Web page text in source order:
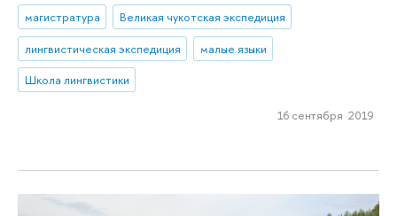
магистратура
Великая чукотская экспедиция
лингвистическая экспедиция
малые языки
Школа лингвистики
16 сентября 2019